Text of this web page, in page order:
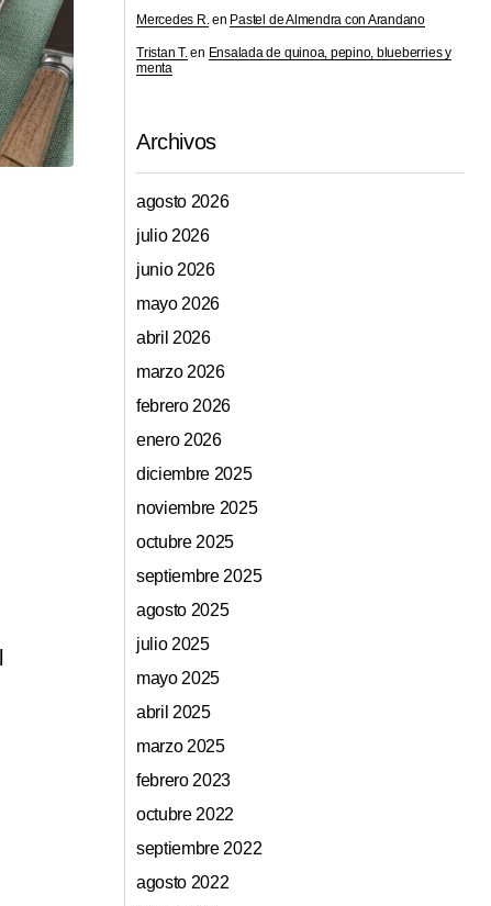
Mercedes R.en Pastel de Almendra con Arandano
Tristan T.en Ensalada de quinoa, pepino, blueberries y
menta
Archivos
agosto 2026
julio 2026
junio 2026
mayo 2026
abril 2026
marzo 2026
febrero 2026
enero 2026
diciembre 2025
noviembre 2025
octubre 2025
septiembre 2025
agosto 2025
julio 2025
mayo 2025
abril 2025
marzo 2025
febrero 2023
octubre 2022
septiembre 2022
agosto 2022